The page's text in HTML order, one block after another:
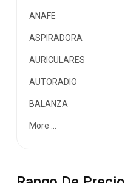
ANAFE
ASPIRADORA
AURICULARES
AUTORADIO
BALANZA
More ...